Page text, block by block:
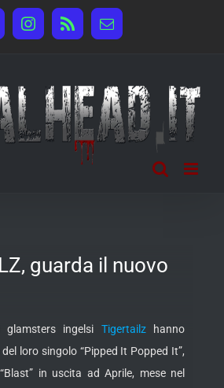
Instagram
Rss Email
guarda il nuovo
glamsters ingelsi Tigertailzhanno
loro singolo “Pipped It Popped It”,
in uscita ad Aprile, mese nel